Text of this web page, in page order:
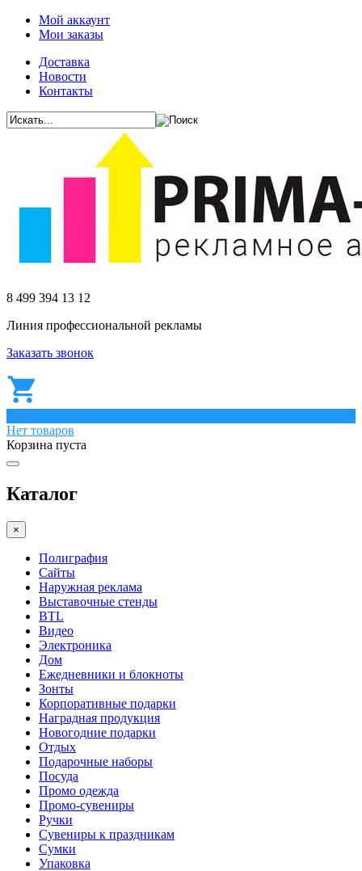
Мой аккаунт
Мои заказы
Доставка
Новости
Контакты
8 499 394 13 12
Линия профессиональной рекламы
Заказать звонок
Нет товаров
Корзина пуста
Каталог
×
Полиграфия
Сайты
Наружная реклама
Выставочные стенды
BTL
Видео
Электроника
Дом
Ежедневники и блокноты
Зонты
Корпоративные подарки
Наградная продукция
Новогодние подарки
Отдых
Подарочные наборы
Посуда
Промо одежда
Промо-сувениры
Ручки
Сувениры к праздникам
Сумки
Упаковка